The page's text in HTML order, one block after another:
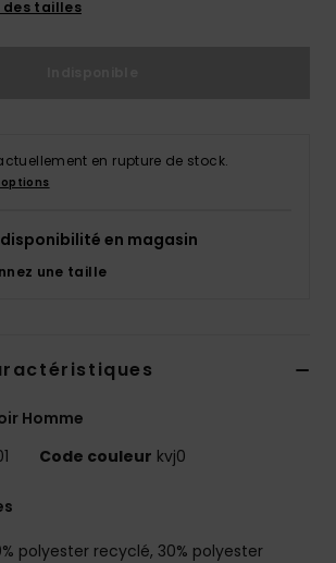
des tailles
en rupture de stock.
en magasin
une taille
Homme
Code couleur kvj0
polyester recyclé, 30% polyester